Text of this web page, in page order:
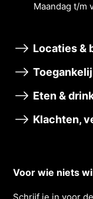
Maandag t/m
Locaties &
Eten &
Klachten,
Voor wie niets